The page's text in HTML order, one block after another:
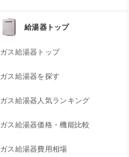
給湯器トップ
ガス給湯器トップ
ガス給湯器を探す
ガス給湯器人気ランキング
ガス給湯器価格・機能比較
ガス給湯器費用相場